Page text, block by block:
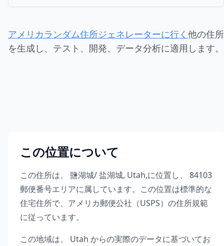
アメリカランダム住所ジェネレーターに行く 他の住所
を生成し、テスト、開発、データ分析に適用します。
この位置について
この住所は、 鹽湖城/ 盐湖城, Utah,に位置し、
84103
郵便番号エリアに属しています。この位置は標準的な
住宅住所で、アメリカ郵便公社（USPS）の住所規範
に従っています。
この地域は、
Utah からの実際のデータに基づいてお